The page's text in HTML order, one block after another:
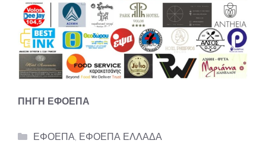
ΠΗΓΗ ΕΦΟΕΠΑ
Categories
ΕΦΟΕΠΑ, ΕΦΟΕΠΑ ΕΛΛΑΔΑ